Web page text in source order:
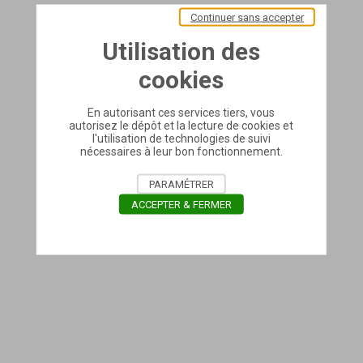
Utilisation des
cookies
En autorisant ces services tiers, vous
autorisez le dépôt et la lecture de cookies et
l'utilisation de technologies de suivi
nécessaires à leur bon fonctionnement.
Continuer sans accepter
PARAMÉTRER
ACCEPTER & FERMER